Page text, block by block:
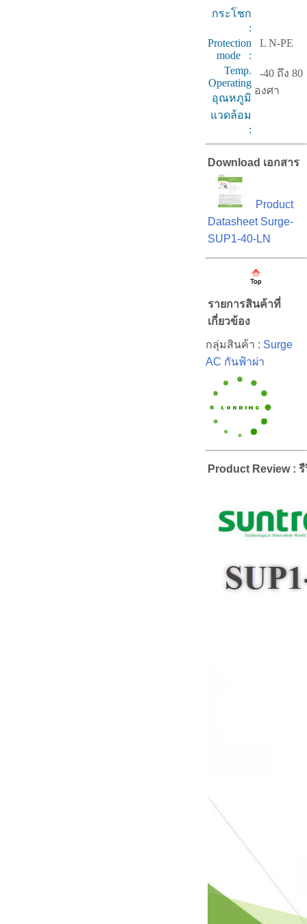
กระโชก
:
Protection
mode :
L N-PE
Temp.
Operating
อุณหภูมิ
แวดล้อม
:
-40 ถึง 80
องศา
Download เอกสาร
Product
Datasheet Surge-
SUP1-40-LN
รายการสินค้าที่
เกี่ยวข้อง
กลุ่มสินค้า : Surge
AC กันฟ้าผ่า
Product Review :